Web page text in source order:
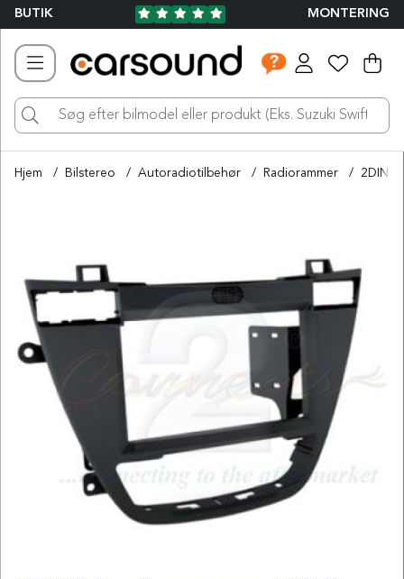
BUTIK MONTERING
.
Hjem Bilstereo Autoradiotilbehør Radiorammer 2DIN